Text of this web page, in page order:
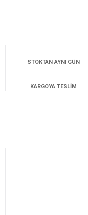
STOKTAN AYNI GÜN
KARGOYA TESLİM